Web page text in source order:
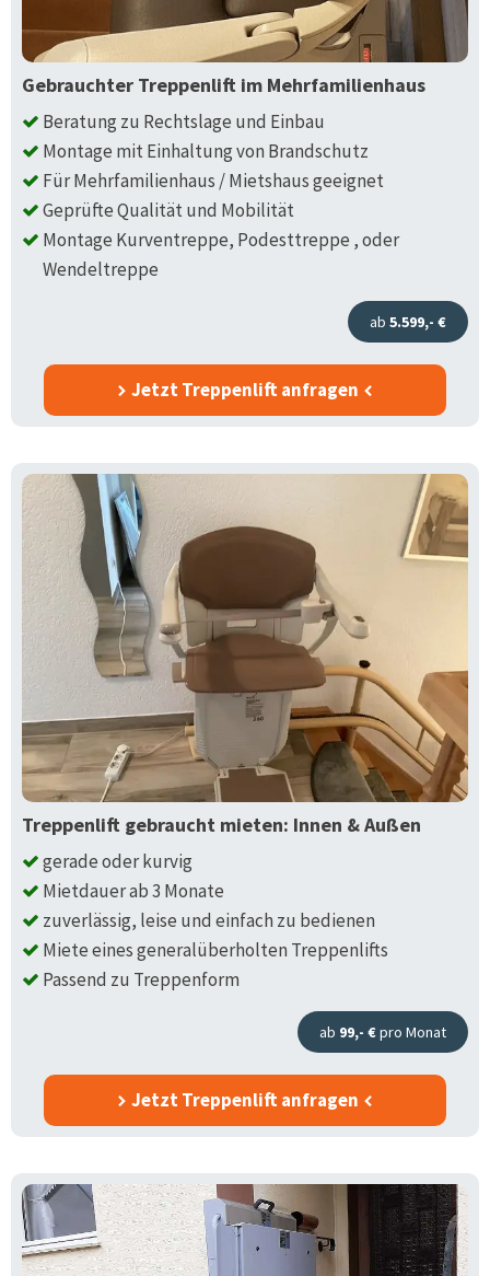
Gebrauchter Treppenlift im Mehrfamilienhaus
Beratung zu Rechtslage und Einbau
Montage mit Einhaltung von Brandschutz
Für Mehrfamilienhaus / Mietshaus geeignet
Geprüfte Qualität und Mobilität
Montage Kurventreppe, Podesttreppe , oder
Wendeltreppe
ab 5.599,- €
Jetzt Treppenlift anfragen
Treppenlift gebraucht mieten: Innen & Außen
gerade oder kurvig
Mietdauer ab 3 Monate
zuverlässig, leise und einfach zu bedienen
Miete eines generalüberholten Treppenlifts
Passend zu Treppenform
ab 99,- €pro Monat
Jetzt Treppenlift anfragen